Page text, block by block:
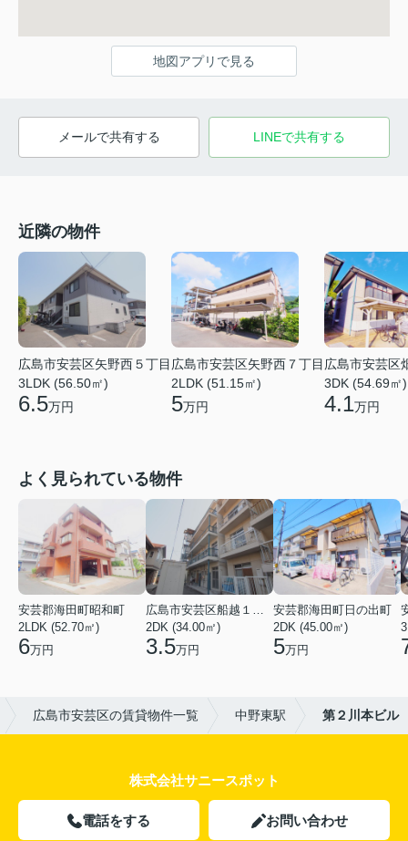
地図アプリで見る
メールで共有する LINEで共有する
近隣の物件
広島市安芸区矢野西５丁目
3LDK (56.50㎡)
6.5万円
広島市安芸区矢野西７丁目
2LDK (51.15㎡)
5万円
広島市安芸区
3DK (54.69㎡)
4.1万円
よく見られている物件
安芸郡海田町昭和町
2LDK (52.70㎡)
6万円
広島市安芸区船越１丁目
2DK (34.00㎡)
3.5万円
安芸郡海田町日の出町
2DK (45.00㎡)
5万円
広島市安芸区の賃貸物件一覧 中野東駅 第２川本ビル
株式会社サニースポット
電話をする お問い合わせ